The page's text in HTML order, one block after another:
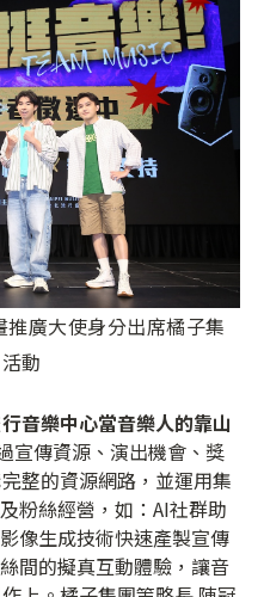
廣大使身分出席橘子集
動
音樂中心當音樂人的靠山
宣傳資源、演出機會、獎
整的資源網路，並運用集
粉絲經營，如：AI社群助
像生成技術快速產製宣傳
間的擬真互動體驗，讓音